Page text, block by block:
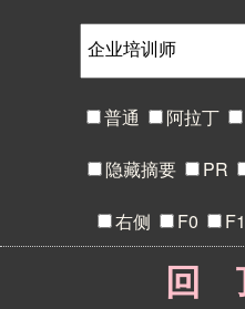
普通 阿拉丁
隐藏摘要 PR
右侧 F0 F1
回